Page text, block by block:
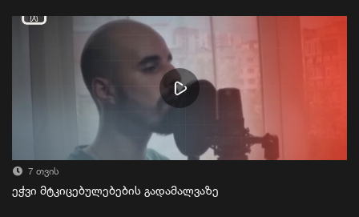
7 თვის
ეჭვი მტკიცებულებების გადამალვაზე